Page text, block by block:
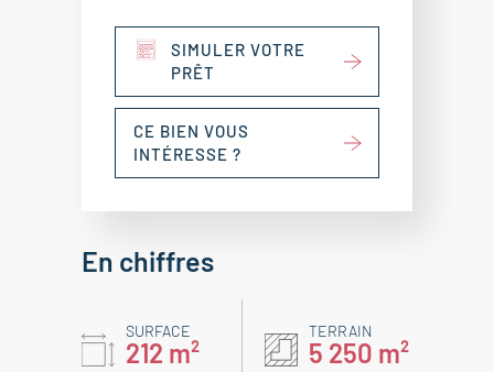
SIMULER VOTRE
PRÊT
CE BIEN VOUS
INTÉRESSE ?
En chiffres
SURFACE
212 m²
TERRAIN
5 250 m²